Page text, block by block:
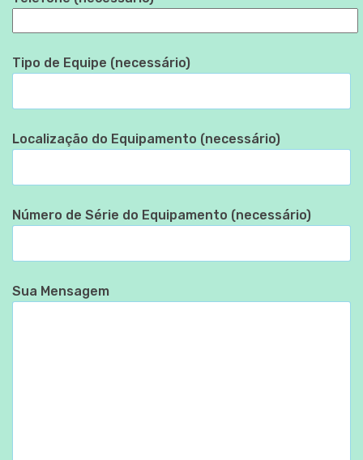
Tipo de Equipe (necessário)
Localização do Equipamento (necessário)
Número de Série do Equipamento (necessário)
Sua Mensagem